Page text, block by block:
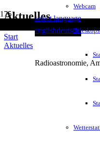
select language
englishdeutsch
Radioastronomie,
Webcam
Aktuelles
Start
Aktuelles